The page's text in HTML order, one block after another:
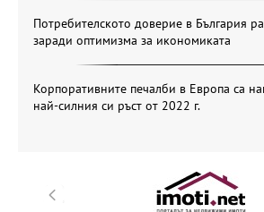
Потребителското доверие в България
заради оптимизма за икономиката
Корпоративните печалби в Европа са
най-силния си ръст от 2022 г.